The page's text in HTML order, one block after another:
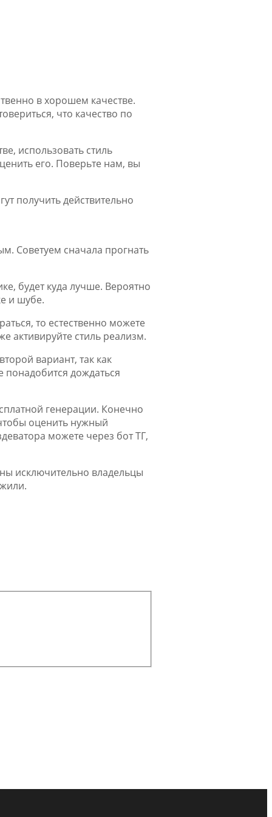
в хорошем качестве.
что качество по
использовать стиль
его. Поверьте нам, вы
получить действительно
Советуем сначала прогнать
будет куда лучше. Вероятно
и шубе.
то естественно можете
активируйте стиль реализм.
вариант, так как
понадобится дождаться
генерации. Конечно
оценить нужный
можете через бот ТГ,
исключительно владельцы